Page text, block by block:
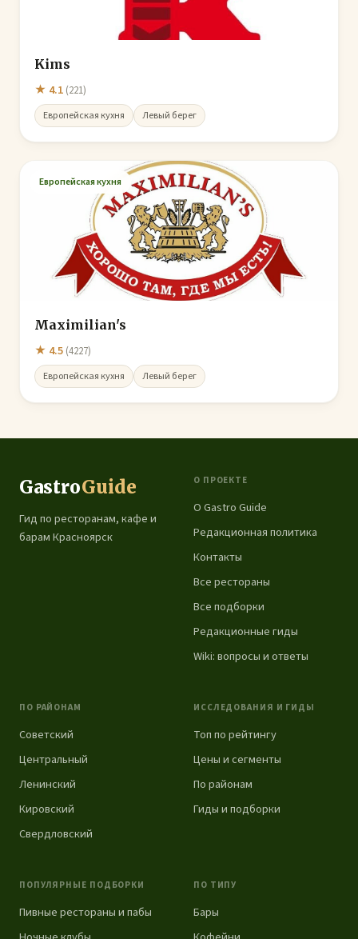
Kims
★ 4.1 (221)
Европейская кухня Левый берег
Европейская кухня
Maximilian's
★ 4.5 (4227)
Европейская кухня Левый берег
GastroGuide
Гид по ресторанам, кафе и
барам Красноярск
О ПРОЕКТЕ
О Gastro Guide
Редакционная политика
Контакты
Все рестораны
Все подборки
Редакционные гиды
Wiki: вопросы и ответы
ПО РАЙОНАМ
Советский
Центральный
Ленинский
Кировский
Свердловский
ИССЛЕДОВАНИЯ И ГИДЫ
Топ по рейтингу
Цены и сегменты
По районам
Гиды и подборки
ПОПУЛЯРНЫЕ ПОДБОРКИ
Пивные рестораны и пабы
ПО ТИПУ
Бары